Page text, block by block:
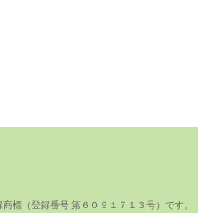
標（登録番号 第６０９１７１３号）です。